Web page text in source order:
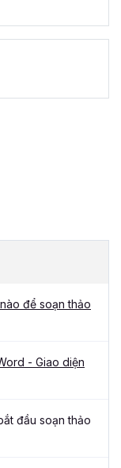
để soạn thảo
- Giao diện
đầu soạn thảo